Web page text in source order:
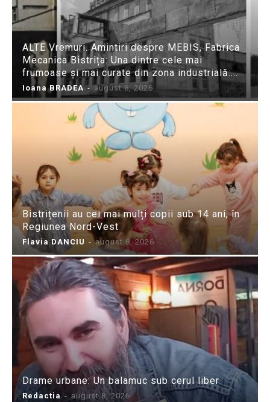
ALTE Vremuri. Amintiri despre MEBIS, Fabrica
Mecanica Bistrița: Una dintre cele mai
frumoase și mai curate din zona industrială:...
Ioana BRADEA - august 8, 2026
Bistrițenii au cei mai mulți copii sub 14 ani, în
Regiunea Nord-Vest
Flavia DANCIU - august 8, 2026
Drame urbane: Un balamuc sub cerul liber
Redactia - august 8, 2026